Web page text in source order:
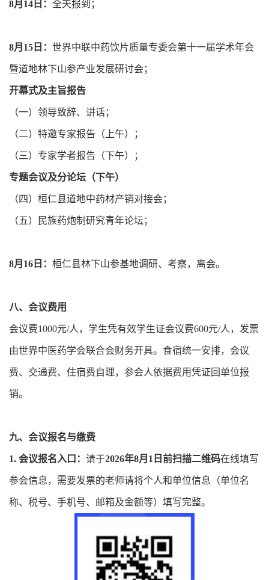
8月14日： 全天报到；
8月15日： 世界中联中药饮片质量专委会第十一届学术年会
暨道地林下山参产业发展研讨会；
开幕式及主旨报告
（一）领导致辞、讲话；
（二）特邀专家报告（上午）；
（三）专家学者报告（下午）；
专题会议及分论坛（下午）
（四）桓仁县道地中药材产销对接会；
（五）民族药炮制研究青年论坛；
8月16日： 桓仁县林下山参基地调研、考察，离会。
八、会议费用
会议费1000元/人，学生凭有效学生证会议费600元/人，发票
由世界中医药学会联合会财务开具。食宿统一安排，会议
费、交通费、住宿费自理，参会人依据费用凭证回单位报
销。
九、会议报名与缴费
1. 会议报名入口： 请于2026年8月1日前扫描二维码在线填写
参会信息，需要发票的老师请将个人和单位信息（单位名
称、税号、手机号、邮箱及金额等）填写完整。